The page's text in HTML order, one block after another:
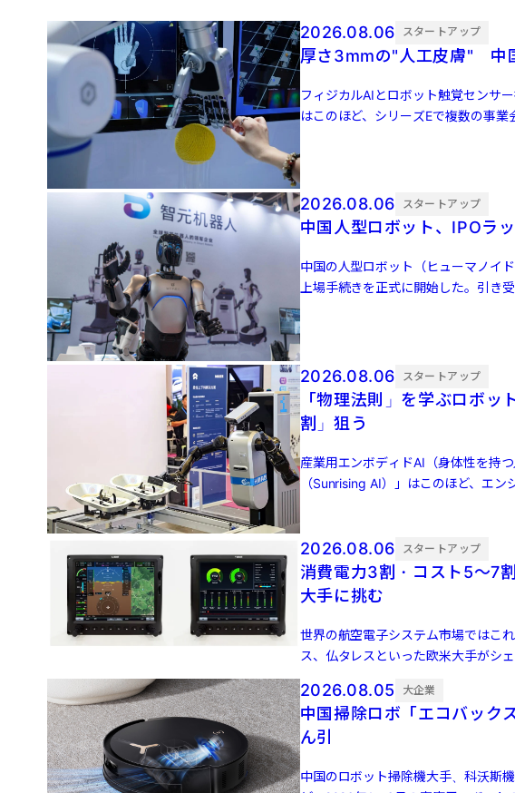
2026.08.06 スタートアップ
厚さ3mmの"人工皮膚" 中
フィジカルAIとロボット触覚センサ
はこのほど、シリーズEで複数の事
2026.08.06 スタートアップ
中国人型ロボット、IPOラ
中国の人型ロボット（ヒューマノイ
上場手続きを正式に開始した。引き
かにされていない。「宇樹科 […]
2026.08.06 スタートアップ
「物理法則」を学ぶロボ
割」狙う
産業用エンボディドAI（身体性を持
（Sunrising AI）」はこのほど、エン
2026.08.06 スタートアップ
消費電力3割・コスト5〜7
大手に挑む
世界の航空電子システム市場ではこ
ス、仏タレスといった欧米大手がシ
陸機（eVTOL）など新たな […]
2026.08.05 大企業
中国掃除ロボ「エコバック
ん引
中国のロボット掃除機大手、科沃斯